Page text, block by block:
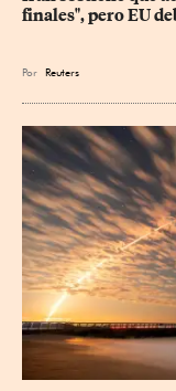
finales", pero EU
Por Reuters